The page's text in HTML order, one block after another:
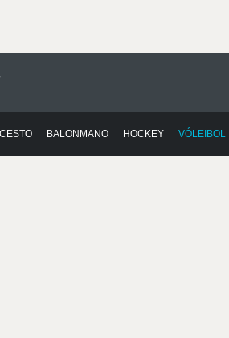
BALONMANO HOCKEY VÓLEIBOL